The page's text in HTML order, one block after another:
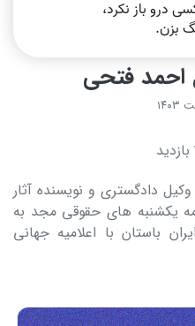
احمد فتحی
دادگستری و نویسنده آثار
یکشنبه های حقوقی مجد به
باستان با اعلامیه جهانی